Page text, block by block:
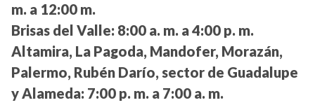
m. a 12:00 m.
Brisas del Valle: 8:00 a. m. a 4:00 p. m.
Altamira, La Pagoda, Mandofer, Morazán,
Palermo, Rubén Darío, sector de Guadalupe
y Alameda: 7:00 p. m. a 7:00 a. m.